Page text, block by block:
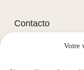
Votre
Contacto